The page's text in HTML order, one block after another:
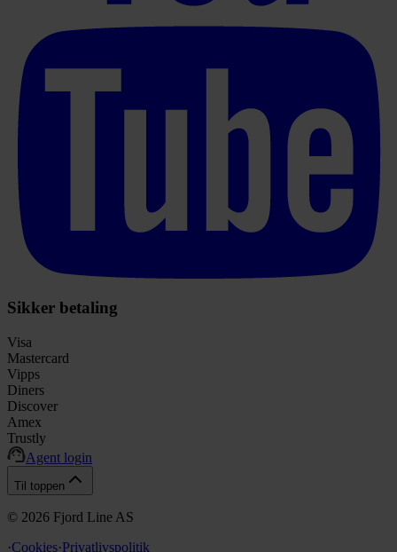
Sikker betaling
Visa
Mastercard
Vipps
Diners
Discover
Amex
Trustly
Agent login
Til toppen
© 2026 Fjord Line AS
·Cookies·Privatlivspolitik